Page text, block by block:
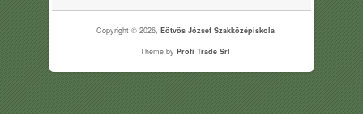
Copyright © 2026, Eötvös József Szakközépiskola
Theme byProfi Trade Srl